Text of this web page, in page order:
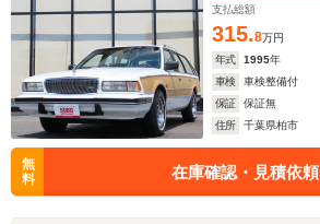
支払総額
315.8万円
年式
1995年
車検
車検整備付
保証
保証無
住所
千葉県柏市
無
料
在庫確認・見積依頼